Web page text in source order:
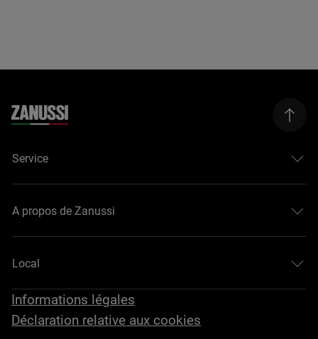
Service
A propos de Zanussi
Local
Informations légales
Déclaration relative aux cookies